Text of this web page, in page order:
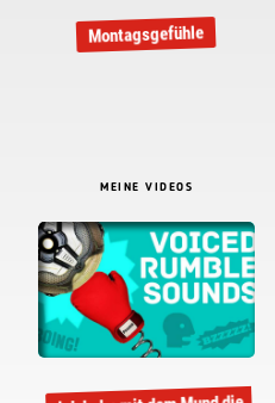
Montagsgefühle
MEINE VIDEOS